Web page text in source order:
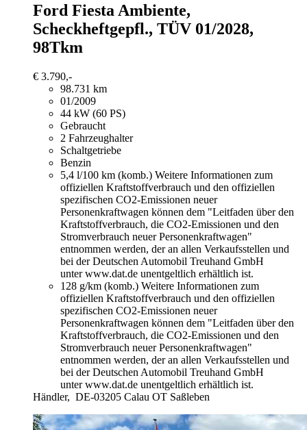
Ford Fiesta Ambiente,
Scheckheftgepfl., TÜV 01/2028,
98Tkm
€ 3.790,-
98.731 km
01/2009
44 kW (60 PS)
Gebraucht
2 Fahrzeughalter
Schaltgetriebe
Benzin
5,4 l/100 km (komb.) Weitere Informationen zum
offiziellen Kraftstoffverbrauch und den offiziellen
spezifischen CO2-Emissionen neuer
Personenkraftwagen können dem "Leitfaden über den
Kraftstoffverbrauch, die CO2-Emissionen und den
Stromverbrauch neuer Personenkraftwagen"
entnommen werden, der an allen Verkaufsstellen und
bei der Deutschen Automobil Treuhand GmbH
unter www.dat.de unentgeltlich erhältlich ist.
128 g/km (komb.) Weitere Informationen zum
offiziellen Kraftstoffverbrauch und den offiziellen
spezifischen CO2-Emissionen neuer
Personenkraftwagen können dem "Leitfaden über den
Kraftstoffverbrauch, die CO2-Emissionen und den
Stromverbrauch neuer Personenkraftwagen"
entnommen werden, der an allen Verkaufsstellen und
bei der Deutschen Automobil Treuhand GmbH
unter www.dat.de unentgeltlich erhältlich ist.
Händler, DE-03205 Calau OT Saßleben